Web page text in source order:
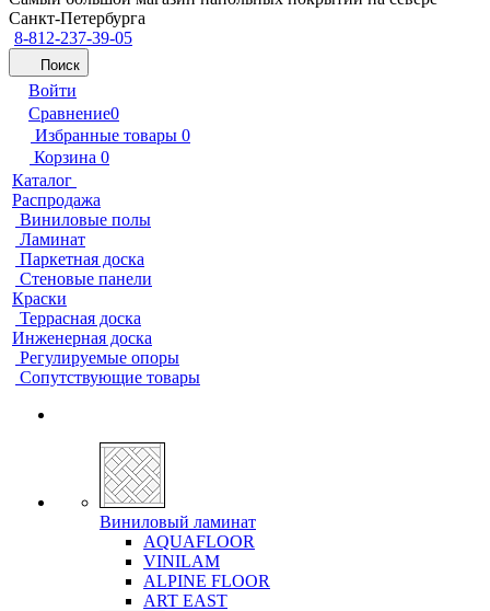
Санкт-Петербурга
8-812-237-39-05
Поиск
Войти
Сравнение0
Избранные товары 0
Корзина 0
Каталог
Распродажа
Виниловые полы
Ламинат
Паркетная доска
Стеновые панели
Краски
Террасная доска
Инженерная доска
Регулируемые опоры
Сопутствующие товары
Виниловый ламинат
AQUAFLOOR
VINILAM
ALPINE FLOOR
ART EAST